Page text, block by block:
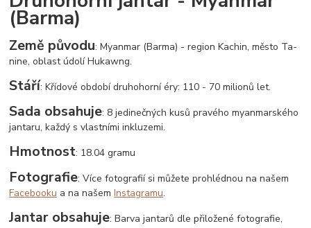
(Barma)
Země původu: Myanmar (Barma) - region Kachin, město Ta-
nine, oblast údolí Hukawng.
Stáří: Křídové období druhohorní éry: 110 - 70 milionů let.
Sada obsahuje: 8 jedinečných kusů pravého myanmarského
jantaru, každý s vlastními inkluzemi.
Hmotnost: 18.04 gramu
Fotografie: Více fotografií si můžete prohlédnou na našem
Facebooku a na našemInstagramu.
Jantar obsahuje: Barva jantarů dle přiložené fotografie,